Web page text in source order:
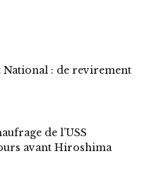
National : de revirement
de l’USS
avant Hiroshima